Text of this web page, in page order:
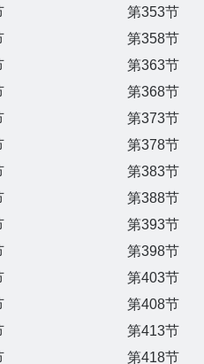
第353节
第358节
第363节
第368节
第373节
第378节
第383节
第388节
第393节
第398节
第403节
第408节
第413节
第418节